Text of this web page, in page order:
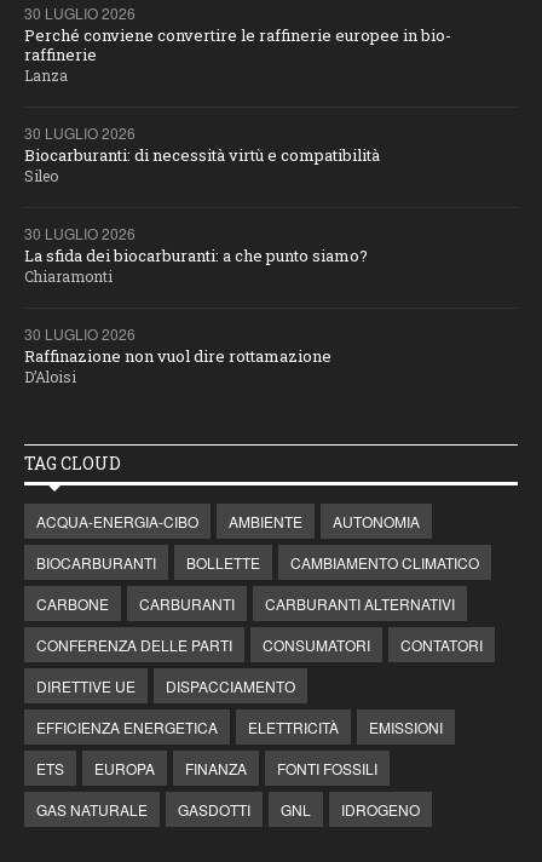
30 LUGLIO 2026
Perché conviene convertire le raffinerie europee in bio-
raffinerie
Lanza
30 LUGLIO 2026
Biocarburanti: di necessità virtù e compatibilità
Sileo
30 LUGLIO 2026
La sfida dei biocarburanti: a che punto siamo?
Chiaramonti
30 LUGLIO 2026
Raffinazione non vuol dire rottamazione
D’Aloisi
TAG CLOUD
ACQUA-ENERGIA-CIBO AMBIENTE
AUTONOMIA
BIOCARBURANTI
BOLLETTE
CAMBIAMENTO CLIMATICO
CARBONE
CARBURANTI
CARBURANTI ALTERNATIVI
CONFERENZA DELLE PARTI
CONSUMATORI
CONTATORI
DIRETTIVE UE
DISPACCIAMENTO
EFFICIENZA ENERGETICA
ELETTRICITÀ
EMISSIONI
ETS
EUROPA FINANZA
FONTI FOSSILI
GAS NATURALE
GASDOTTI GNL IDROGENO